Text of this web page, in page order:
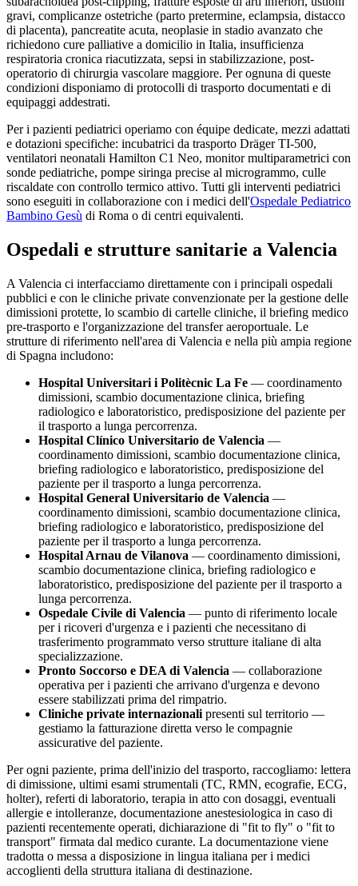
gravi, complicanze ostetriche (parto pretermine, eclampsia, distacco
di placenta), pancreatite acuta, neoplasie in stadio avanzato che
richiedono cure palliative a domicilio in Italia, insufficienza
respiratoria cronica riacutizzata, sepsi in stabilizzazione, post-
operatorio di chirurgia vascolare maggiore. Per ognuna di queste
condizioni disponiamo di protocolli di trasporto documentati e di
equipaggi addestrati.
Per i pazienti pediatrici operiamo con équipe dedicate, mezzi adattati
e dotazioni specifiche: incubatrici da trasporto Dräger TI-500,
ventilatori neonatali Hamilton C1 Neo, monitor multiparametrici con
sonde pediatriche, pompe siringa precise al microgrammo, culle
riscaldate con controllo termico attivo. Tutti gli interventi pediatrici
sono eseguiti in collaborazione con i medici dell'Ospedale Pediatrico
Bambino Gesù di Roma o di centri equivalenti.
Ospedali e strutture sanitarie a Valencia
A Valencia ci interfacciamo direttamente con i principali ospedali
pubblici e con le cliniche private convenzionate per la gestione delle
dimissioni protette, lo scambio di cartelle cliniche, il briefing medico
pre-trasporto e l'organizzazione del transfer aeroportuale. Le
strutture di riferimento nell'area di Valencia e nella più ampia regione
di Spagna includono:
Hospital Universitari i Politècnic La Fe — coordinamento
dimissioni, scambio documentazione clinica, briefing
radiologico e laboratoristico, predisposizione del paziente per
il trasporto a lunga percorrenza.
Hospital Clínico Universitario de Valencia —
coordinamento dimissioni, scambio documentazione clinica,
briefing radiologico e laboratoristico, predisposizione del
paziente per il trasporto a lunga percorrenza.
Hospital General Universitario de Valencia —
coordinamento dimissioni, scambio documentazione clinica,
briefing radiologico e laboratoristico, predisposizione del
paziente per il trasporto a lunga percorrenza.
Hospital Arnau de Vilanova — coordinamento dimissioni,
scambio documentazione clinica, briefing radiologico e
laboratoristico, predisposizione del paziente per il trasporto a
lunga percorrenza.
Ospedale Civile di Valencia — punto di riferimento locale
per i ricoveri d'urgenza e i pazienti che necessitano di
trasferimento programmato verso strutture italiane di alta
specializzazione.
Pronto Soccorso e DEA di Valencia — collaborazione
operativa per i pazienti che arrivano d'urgenza e devono
essere stabilizzati prima del rimpatrio.
Cliniche private internazionali presenti sul territorio —
gestiamo la fatturazione diretta verso le compagnie
assicurative del paziente.
Per ogni paziente, prima dell'inizio del trasporto, raccogliamo: lettera
di dimissione, ultimi esami strumentali (TC, RMN, ecografie, ECG,
holter), referti di laboratorio, terapia in atto con dosaggi, eventuali
allergie e intolleranze, documentazione anestesiologica in caso di
pazienti recentemente operati, dichiarazione di "fit to fly" o "fit to
transport" firmata dal medico curante. La documentazione viene
tradotta o messa a disposizione in lingua italiana per i medici
accoglienti della struttura italiana di destinazione.